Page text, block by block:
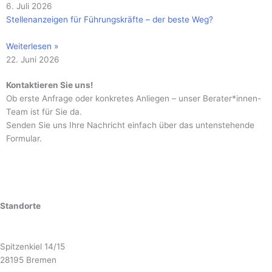
6. Juli 2026
Stellenanzeigen für Führungskräfte – der beste Weg?
Weiterlesen »
22. Juni 2026
Kontaktieren Sie uns!
Ob erste Anfrage oder konkretes Anliegen – unser Berater*innen-
Team ist für Sie da.
Senden Sie uns Ihre Nachricht einfach über das untenstehende
Formular.
Standorte
Spitzenkiel 14/15
28195 Bremen